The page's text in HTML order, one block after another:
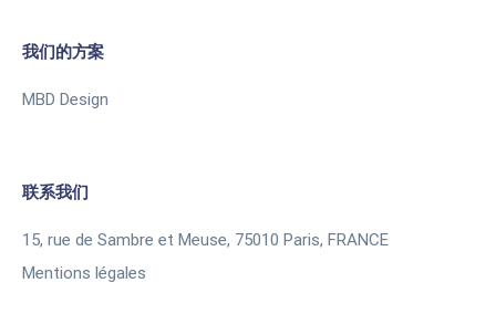
我们的方案
MBD Design
联系我们
15, rue de Sambre et Meuse, 75010 Paris, FRANCE
Mentions légales